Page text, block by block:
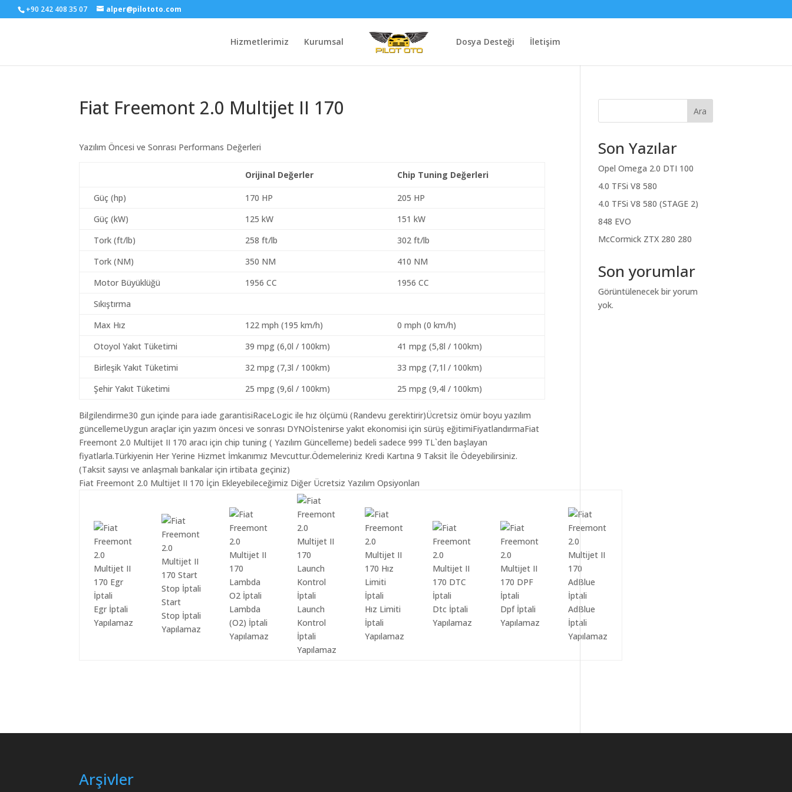
+90 242 408 35 07 alper@pilototo.com
Hizmetlerimiz Kurumsal Dosya Desteği İletişim
Fiat Freemont 2.0 Multijet II 170
Yazılım Öncesi ve Sonrası Performans Değerleri
Orijinal Değerler Chip Tuning Değerleri
Güç (hp) 170 HP
205 HP
Güç (kW)
125 kW
151 kW
Tork (ft/lb)
258 ft/lb
302 ft/lb
Tork (NM)
350 NM
410 NM
Motor Büyüklüğü
1956 CC
1956 CC
Sıkıştırma
Max Hız
122 mph (195 km/h)
0 mph (0 km/h)
Otoyol Yakıt Tüketimi
39 mpg (6,0l / 100km)
41 mpg (5,8l / 100km)
Birleşik Yakıt Tüketimi
32 mpg (7,3l / 100km)
33 mpg (7,1l / 100km)
Şehir Yakıt Tüketimi
25 mpg (9,6l / 100km) 25 mpg (9,4l / 100km)
Bilgilendirme30 gun içinde para iade garantisiRaceLogic ile hız ölçümü (Randevu gerektirir)Ücretsiz ömür boyu yazılım
güncellemeUygun araçlar için yazım öncesi ve sonrası DYNOİstenirse yakıt ekonomisi için sürüş eğitimiFiyatlandırmaFiat
Freemont 2.0 Multijet II 170 aracı için chip tuning ( Yazılım Güncelleme) bedeli sadece 999 TL`den başlayan
fiyatlarla.Türkiyenin Her Yerine Hizmet İmkanımız Mevcuttur.Ödemeleriniz Kredi Kartına 9 Taksit İle Ödeyebilirsiniz.
(Taksit sayısı ve anlaşmalı bankalar için irtibata geçiniz)
Fiat Freemont 2.0 Multijet II 170 İçin Ekleyebileceğimiz Diğer Ücretsiz Yazılım Opsiyonları
Egr İptali
Yapılamaz
Start
Stop İptali
Yapılamaz
Lambda
(O2) İptali
Yapılamaz
Launch
Kontrol
İptali
Yapılamaz
Hız Limiti
İptali
Yapılamaz
Dtc İptali
Yapılamaz
Dpf İptali
Yapılamaz
AdBlue
İptali
Yapılamaz
Ara
Son Yazılar
Opel Omega 2.0 DTI 100
4.0 TFSi V8 580
4.0 TFSi V8 580 (STAGE 2)
848 EVO
McCormick ZTX 280 280
Son yorumlar
Görüntülenecek bir yorum
yok.
Arşivler